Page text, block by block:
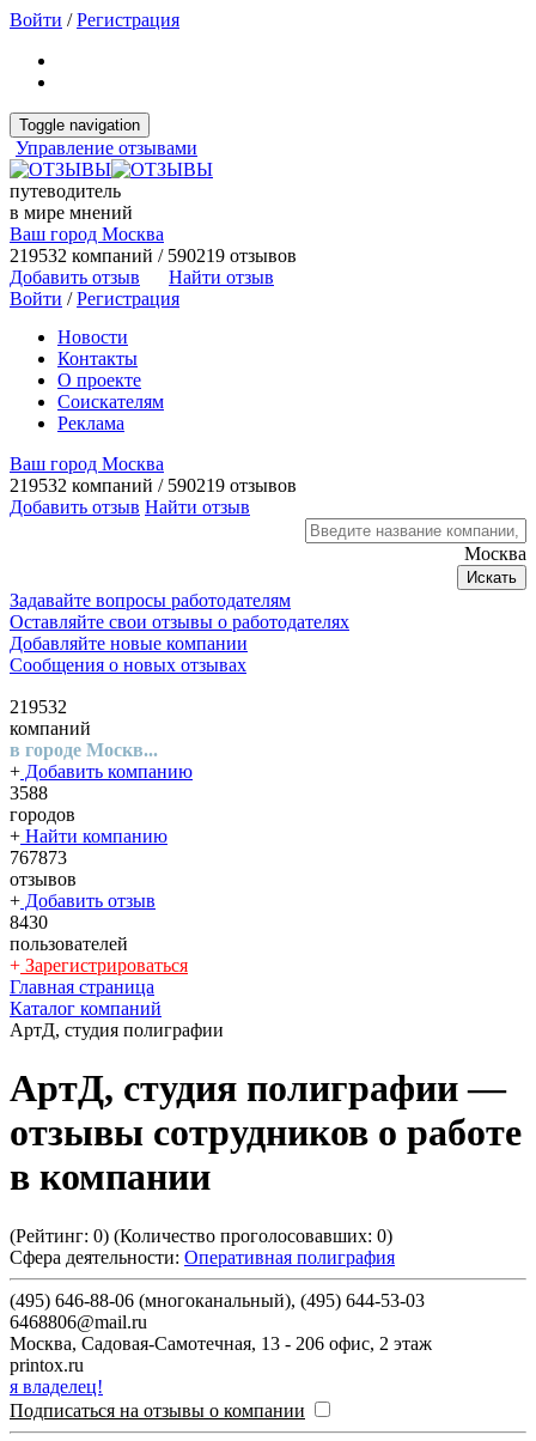
Войти /Регистрация
Toggle navigation
Управление отзывами
путеводитель
в мире мнений
Ваш город Москва
219532 компаний / 590219 отзывов
Добавить отзыв
Найти отзыв
Войти /Регистрация
Новости
Контакты
О проекте
Соискателям
Реклама
Ваш город Москва
219532 компаний / 590219 отзывов
Добавить отзыв Найти отзыв
Москва
Искать
Задавайте вопросы работодателям
Оставляйте свои отзывы о работодателях
Добавляйте новые компании
Сообщения о новых отзывах
219532
компаний
в городе Москв...
+ Добавить компанию
3588
городов
+ Найти компанию
767873
отзывов
+ Добавить отзыв
8430
пользователей
+ Зарегистрироваться
Главная страница
Каталог компаний
АртД, студия полиграфии
АртД, студия полиграфии—
отзывы сотрудников о работе
в компании
(Рейтинг: 0) (Количество проголосовавших: 0)
Сфера деятельности: Оперативная полиграфия
(495) 646-88-06 (многоканальный), (495) 644-53-03
6468806@mail.ru
Москва, Садовая-Самотечная, 13 - 206 офис, 2 этаж
printox.ru
я владелец!
Подписаться на отзывы о компании